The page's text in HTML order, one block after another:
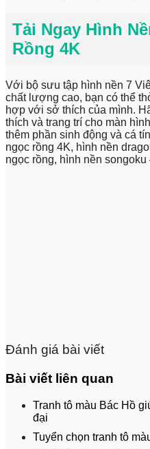
Tải Ngay Hình
Rồng 4K
Với bộ sưu tập hình nền 7
chất lượng cao, bạn có thể
hợp với sở thích của mình.
thích và trang trí cho màn
thêm phần sinh động và cá
ngọc rồng 4K, hình nền
ngọc rồng, hình nền
Đánh giá bài viết
Bài viết liên quan
Tranh tô màu Bác Hồ
đại
Tuyển chọn tranh tô